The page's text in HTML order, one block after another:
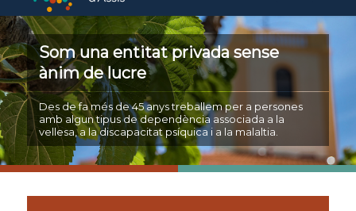
Som una entitat privada sense
ànim de lucre
Des de fa més de 45 anys treballem per a persones
amb algun tipus de dependència associada a la
vellesa, a la discapacitat psíquica i a la malaltia.